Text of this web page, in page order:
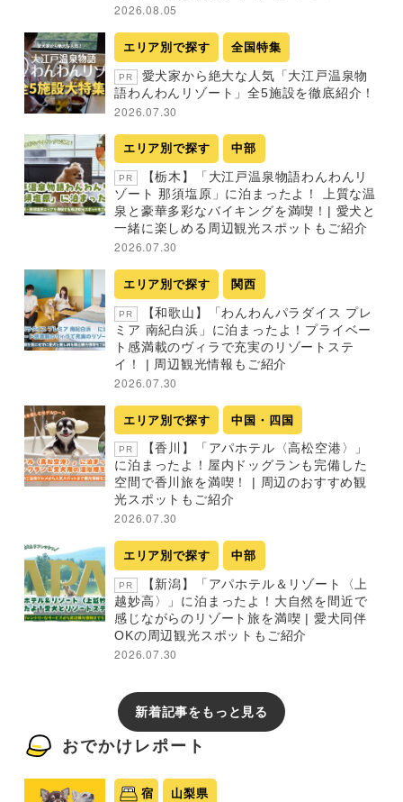
2026.08.05
エリア別で探す 全国特集
PR
愛犬家から絶大な人気「大江戸温泉物
語わんわんリゾート」全5施設を徹底紹介！
2026.07.30
エリア別で探す 中部
PR
【栃木】「大江戸温泉物語わんわんリ
ゾート 那須塩原」に泊まったよ！ 上質な温
泉と豪華多彩なバイキングを満喫！| 愛犬と
一緒に楽しめる周辺観光スポットもご紹介
2026.07.30
エリア別で探す 関西
PR
【和歌山】「わんわんパラダイス プレ
ミア 南紀白浜」に泊まったよ！プライベー
ト感満載のヴィラで充実のリゾートステ
イ！ | 周辺観光情報もご紹介
2026.07.30
エリア別で探す 中国・四国
PR
【香川】「アパホテル〈高松空港〉」
に泊まったよ！屋内ドッグランも完備した
空間で香川旅を満喫！ | 周辺のおすすめ観
光スポットもご紹介
2026.07.30
エリア別で探す 中部
PR
【新潟】「アパホテル＆リゾート〈上
越妙高〉」に泊まったよ！大自然を間近で
感じながらのリゾート旅を満喫 | 愛犬同伴
OKの周辺観光スポットもご紹介
2026.07.30
新着記事をもっと見る
おでかけレポート
宿 山梨県